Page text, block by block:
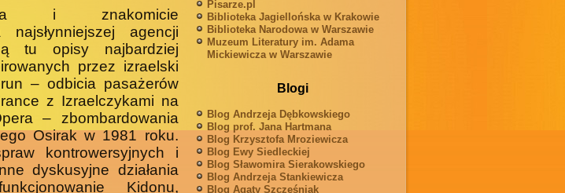
i znakomicie
naj­słynniejszej agencji
tu opisy najbardziej
przez izraelski
– odbicia pasażerów
z Izraelczykami na
– zbombardowa­nia
Osirak w 1981 roku.
kontrowersyjnych i
dyskusyjne działania
Kidonu,
Pisarze.pl
Biblioteka Jagiellońska w Krakowie
Biblioteka Narodowa w Warszawie
Muzeum Literatury im. Adama
Mickiewicza w Warszawie
Blogi
Blog Andrzeja Dębkowskiego
Blog prof. Jana Hartmana
Blog Krzysztofa Mroziewicza
Blog Ewy Siedleckiej
Blog Sławomira Sierakowskiego
Blog Andrzeja Stankiewicza
Blog Agaty Szczęśniak